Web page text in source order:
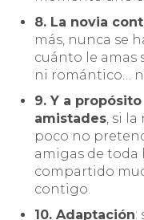
8. La novia
más, nunca se
cuánto le amas
ni romántico…
9. Y a
amistades, si
poco no
amigas de toda
compartido
contigo.
10. Adaptación: